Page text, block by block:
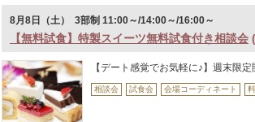
8月8日（土） 3部制 11:00～/14:00～/16:00～
【無料試食】特製スイーツ無料試食付き相談会 (
【デート感覚でお気軽に♪】週末限
相談会 試食会 会場コーディネート